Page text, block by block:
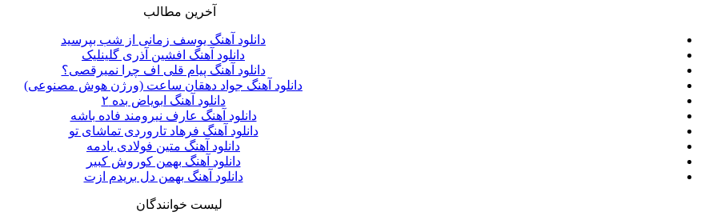
آخرین مطالب
دانلود آهنگ یوسف زمانی از شب بپرسید
دانلود آهنگ افشین آذری گلینلیک
دانلود آهنگ پیام قلی اف چرا نمیرقصی؟
دانلود آهنگ جواد دهقان ساعت (ورژن هوش مصنوعی)
دانلود آهنگ ابویاض بده ۲
دانلود آهنگ عارف نیرومند فاده باشه
دانلود آهنگ فرهاد تاروردی تماشای تو
دانلود آهنگ متین فولادی یادمه
دانلود آهنگ بهمن کوروش کبیر
دانلود آهنگ بهمن دل بریدم ازت
لیست خوانندگان